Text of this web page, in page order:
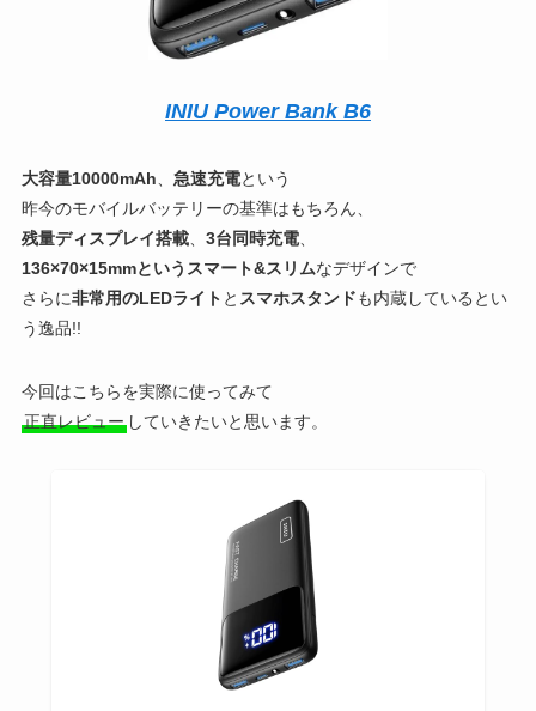
INIU Power Bank B6
大容量10000mAh 急速充電という
昨今のモバイルバッテリーの基準はもちろん、
残量ディスプレイ搭載、 3台同時充電、
136×70×15mmというスマート&スリムなデザインで
さらに非常用のLEDライト と スマホスタンドも内蔵しているとい
う逸品!!
今回はこちらを実際に使ってみて
正直レビューしていきたいと思います。